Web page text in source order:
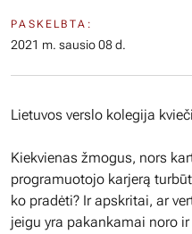
PASKELBTA:
2021 m. sausio 08 d.
Lietuvos verslo kolegija
Kiekvienas žmogus, nors
programuotojo karjerą
ko pradėti? Ir apskritai, ar
jeigu yra pakankamai noro